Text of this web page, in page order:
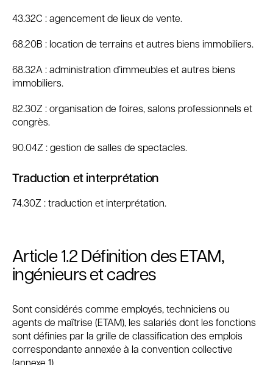
43.32C : agencement de lieux de vente.
68.20B : location de terrains et autres biens immobiliers.
68.32A : administration d’immeubles et autres biens
immobiliers.
82.30Z : organisation de foires, salons professionnels et
congrès.
90.04Z : gestion de salles de spectacles.
Traduction et interprétation
74.30Z : traduction et interprétation.
Article 1.2Définition des ETAM,
ingénieurs et cadres
Sont considérés comme employés, techniciens ou
agents de maîtrise (ETAM), les salariés dont les fonctions
sont définies par la grille de classification des emplois
correspondante annexée à la convention collective
(annexe 1).